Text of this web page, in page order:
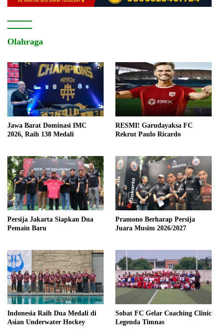
Olahraga
Jawa Barat Dominasi IMC
2026, Raih 138 Medali
RESMI! Garudayaksa FC
Rekrut Paulo Ricardo
Persija Jakarta Siapkan Dua
Pemain Baru
Pramono Berharap Persija
Juara Musim 2026/2027
Indonesia Raih Dua Medali di
Asian Underwater Hockey
Sobat FC Gelar Coaching Clinic
Legenda Timnas